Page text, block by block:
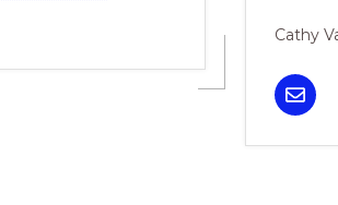
Cathy